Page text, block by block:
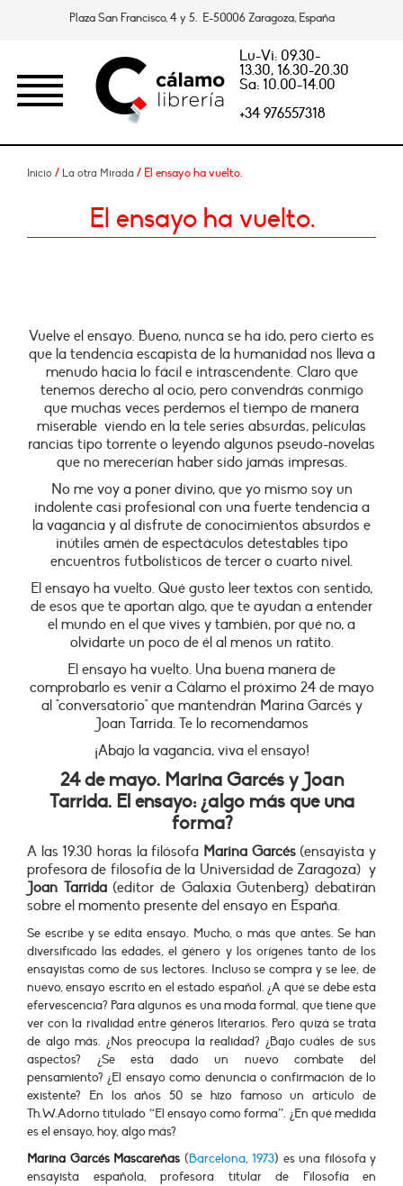
Plaza San Francisco, 4 y 5. E-50006 Zaragoza, España
Lu-Vi: 09.30-
13.30, 16.30-20.30
Sa: 10.00-14.00
+34 976557318
Inicio / La otra Mirada / El ensayo ha vuelto.
El ensayo ha vuelto.
Vuelve el ensayo. Bueno, nunca se ha ido, pero cierto es
que la tendencia escapista de la humanidad nos lleva a
menudo hacia lo fácil e intrascendente. Claro que
tenemos derecho al ocio, pero convendrás conmigo
que muchas veces perdemos el tiempo de manera
miserable viendo en la tele series absurdas, películas
rancias tipo torrente o leyendo algunos pseudo-novelas
que no merecerían haber sido jamás impresas.
No me voy a poner divino, que yo mismo soy un
indolente casi profesional con una fuerte tendencia a
la vagancia y al disfrute de conocimientos absurdos e
inútiles amén de espectáculos detestables tipo
encuentros futbolísticos de tercer o cuarto nivel.
El ensayo ha vuelto. Qué gusto leer textos con sentido,
de esos que te aportan algo, que te ayudan a entender
el mundo en el que vives y también, por qué no, a
olvidarte un poco de él al menos un ratito.
El ensayo ha vuelto. Una buena manera de
comprobarlo es venir a Cálamo el próximo 24 de mayo
al "conversatorio" que mantendrán Marina Garcés y
Joan Tarrida. Te lo recomendamos
¡Abajo la vagancia, viva el ensayo!
24 de mayo. Marina Garcés y Joan
Tarrida. El ensayo: ¿algo más que una
forma?
A las 19.30 horas la filósofa Marina Garcés (ensayista y
profesora de filosofía de la Universidad de Zaragoza) y
Joan Tarrida(editor de Galaxia Gutenberg) debatirán
sobre el momento presente del ensayo en España.
Se escribe y se edita ensayo. Mucho, o más que antes. Se han
diversificado las edades, el género y los orígenes tanto de los
ensayistas como de sus lectores. Incluso se compra y se lee, de
nuevo, ensayo escrito en el estado español. ¿A qué se debe esta
efervescencia? Para algunos es una moda formal, que tiene que
ver con la rivalidad entre géneros literarios. Pero quizá se trata
de algo más. ¿Nos preocupa la realidad? ¿Bajo cuáles de sus
aspectos? ¿Se está dado un nuevo combate del
pensamiento? ¿El ensayo como denuncia o confirmación de lo
existente? En los años 50 se hizo famoso un artículo de
Th.W.Adorno titulado “El ensayo como forma”. ¿En qué medida
es el ensayo, hoy, algo más?
Marina Garcés Mascareñas (Barcelona, 1973) es una filósofa y
ensayista española, profesora titular de Filosofía en